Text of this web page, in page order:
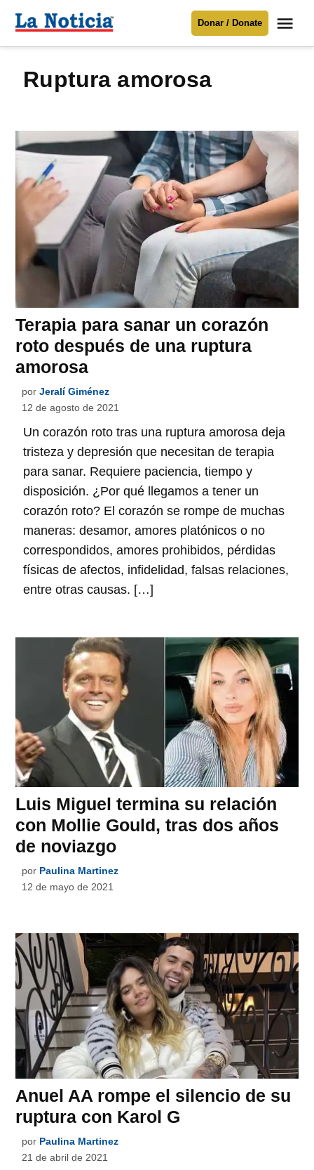
Para mantenerte informado necesitamos
contenido
Noticia
Donar / Donate
ruptura amorosa
Terapia para sanar un corazón
roto después de una ruptura
amorosa
por Jeralí Giménez
12 de agosto de 2021
Un corazón roto tras una ruptura amorosa deja
tristeza y depresión que necesitan de terapia
para sanar. Requiere paciencia, tiempo y
disposición. ¿Por qué llegamos a tener un
corazón roto? El corazón se rompe de muchas
maneras: desamor, amores platónicos o no
correspondidos, amores prohibidos, pérdidas
físicas de afectos, infidelidad, falsas relaciones,
entre otras causas. […]
Luis Miguel termina su relación
con Mollie Gould, tras dos años
de noviazgo
por Paulina Martinez
12 de mayo de 2021
Anuel AA rompe el silencio de su
ruptura con Karol G
por Paulina Martinez
21 de abril de 2021